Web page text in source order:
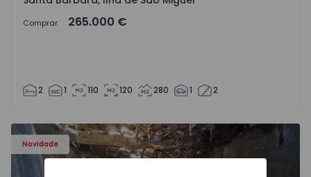
Comprar 265.000 €
2 1 110 120 280 1 2
Novidade
Moradia Vila Real, São Tomé do Castelo e Justes -